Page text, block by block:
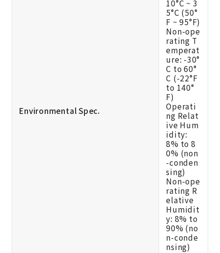
Environmental Spec.
10°C ~ 3
5°C (50°
F ~ 95°F)
Non-ope
rating T
emperat
ure: -30°
C to 60°
C (-22°F
to 140°
F)
Operati
ng Relat
ive Hum
idity:
8% to 8
0% (non
-conden
sing)
Non-ope
rating R
elative
Humidit
y: 8% to
90% (no
n-conde
nsing)